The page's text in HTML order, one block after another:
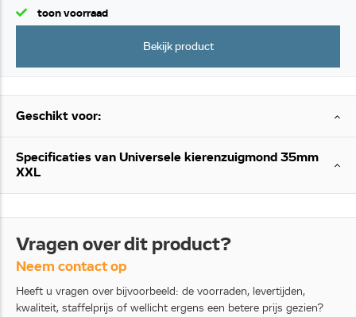
toon voorraad
Bekijk product
Geschikt voor:
Specificaties van Universele kierenzuigmond 35mm
XXL
Vragen over dit product?
Neem contact op
Heeft u vragen over bijvoorbeeld: de voorraden, levertijden,
kwaliteit, staffelprijs of wellicht ergens een betere prijs gezien?